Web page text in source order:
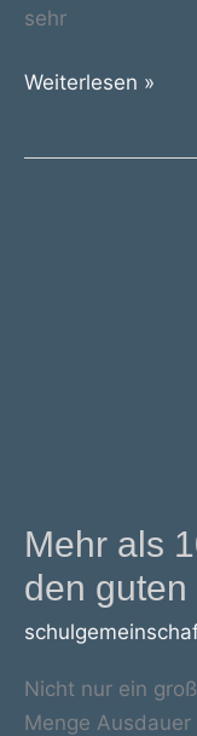
sehr
Basketball-
Weiterlesen »
Mehr als
den
Nicht nur ein
Menge